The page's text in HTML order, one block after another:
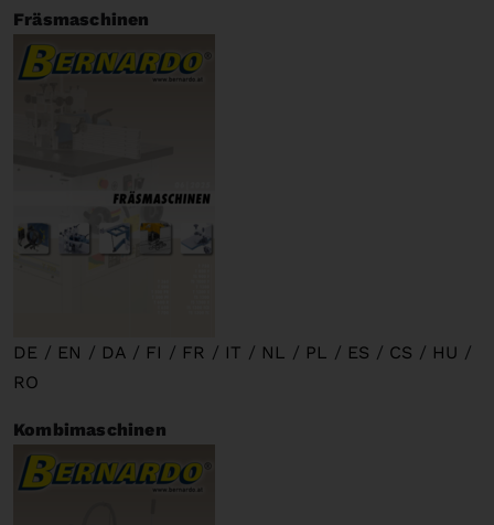
Fräsmaschinen
DE / EN / DA / FI / FR / IT / NL / PL / ES / CS / HU /
RO
Kombimaschinen